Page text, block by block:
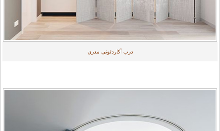
درب آکاردئونی مدرن